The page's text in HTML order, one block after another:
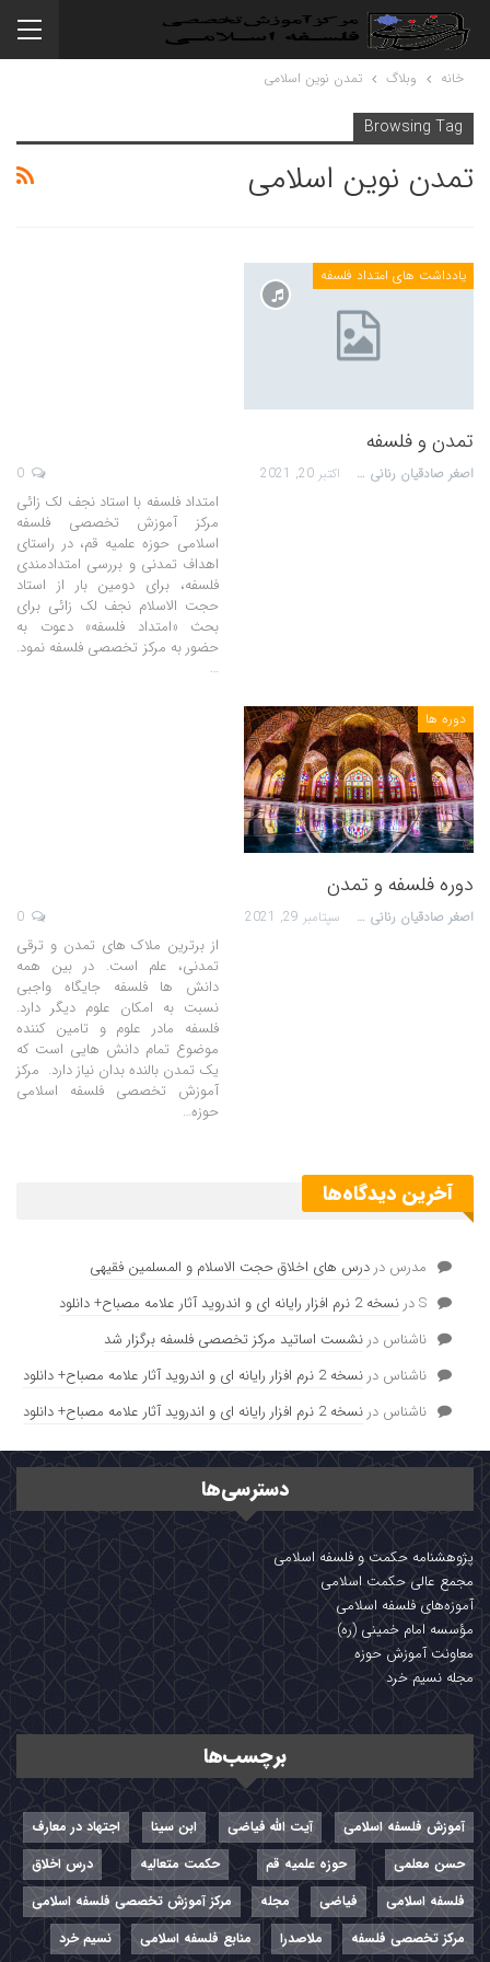
خانه وبلاگ تمدن نوین اسلامی
Browsing Tag
تمدن نوین اسلامی
یادداشت های امتداد فلسفه
تمدن و فلسفه
اصغر صادقیان رنانی اکتبر 20, 2021
امتداد فلسفه با استاد نجف لک زائی
مرکز آموزش تخصصی فلسفه
اسلامی حوزه علمیه قم، در راستای
اهداف تمدنی و بررسی امتدادمندی
فلسفه، برای دومین بار از استاد
حجت الاسلام نجف لک زائی برای
بحث «امتداد فلسفه» دعوت به
حضور به مرکز تخصصی فلسفه نمود.
…
دوره ها
دوره فلسفه و تمدن
اصغر صادقیان رنانی سپتامبر 29, 2021
از برترین ملاک های تمدن و ترقی
تمدنی، علم است. در بین همه
دانش ها فلسفه جایگاه واجبی
نسبت به امکان علوم دیگر دارد.
فلسفه مادر علوم و تامین کننده
موضوع تمام دانش هایی است که
یک تمدن بالنده بدان نیاز دارد. مرکز
آموزش تخصصی فلسفه اسلامی
حوزه…
آخرین دیدگاه‌ها
مدرس در درس های اخلاق حجت الاسلام و المسلمین فقیهی
Sدر نسخه 2 نرم افزار رایانه ای و اندروید آثار علامه مصباح+ دانلود
ناشناس در نشست اساتید مرکز تخصصی فلسفه برگزار شد
ناشناس در نسخه 2 نرم افزار رایانه ای و اندروید آثار علامه مصباح+ دانلود
ناشناس در نسخه 2 نرم افزار رایانه ای و اندروید آثار علامه مصباح+ دانلود
دسترسی‌ها
پژوهشنامه حکمت و فلسفه اسلامی
مجمع عالی حکمت اسلامی
آموزه‌های فلسفه اسلامی
مؤسسه امام خمینی (ره)
معاونت آموزش حوزه
مجله نسیم خرد
برچسب‌ها
آموزش فلسفه اسلامی آیت الله فیاضی ابن سینا
اجتهاد در معارف
حسن معلمی
حوزه علمیه قم حکمت متعالیه
درس اخلاق
فلسفه اسلامی
فیاضی مجله
مرکز آموزش تخصصی فلسفه اسلامی
مرکز تخصصی فلسفه
ملاصدرا منابع فلسفه اسلامی نسیم خرد